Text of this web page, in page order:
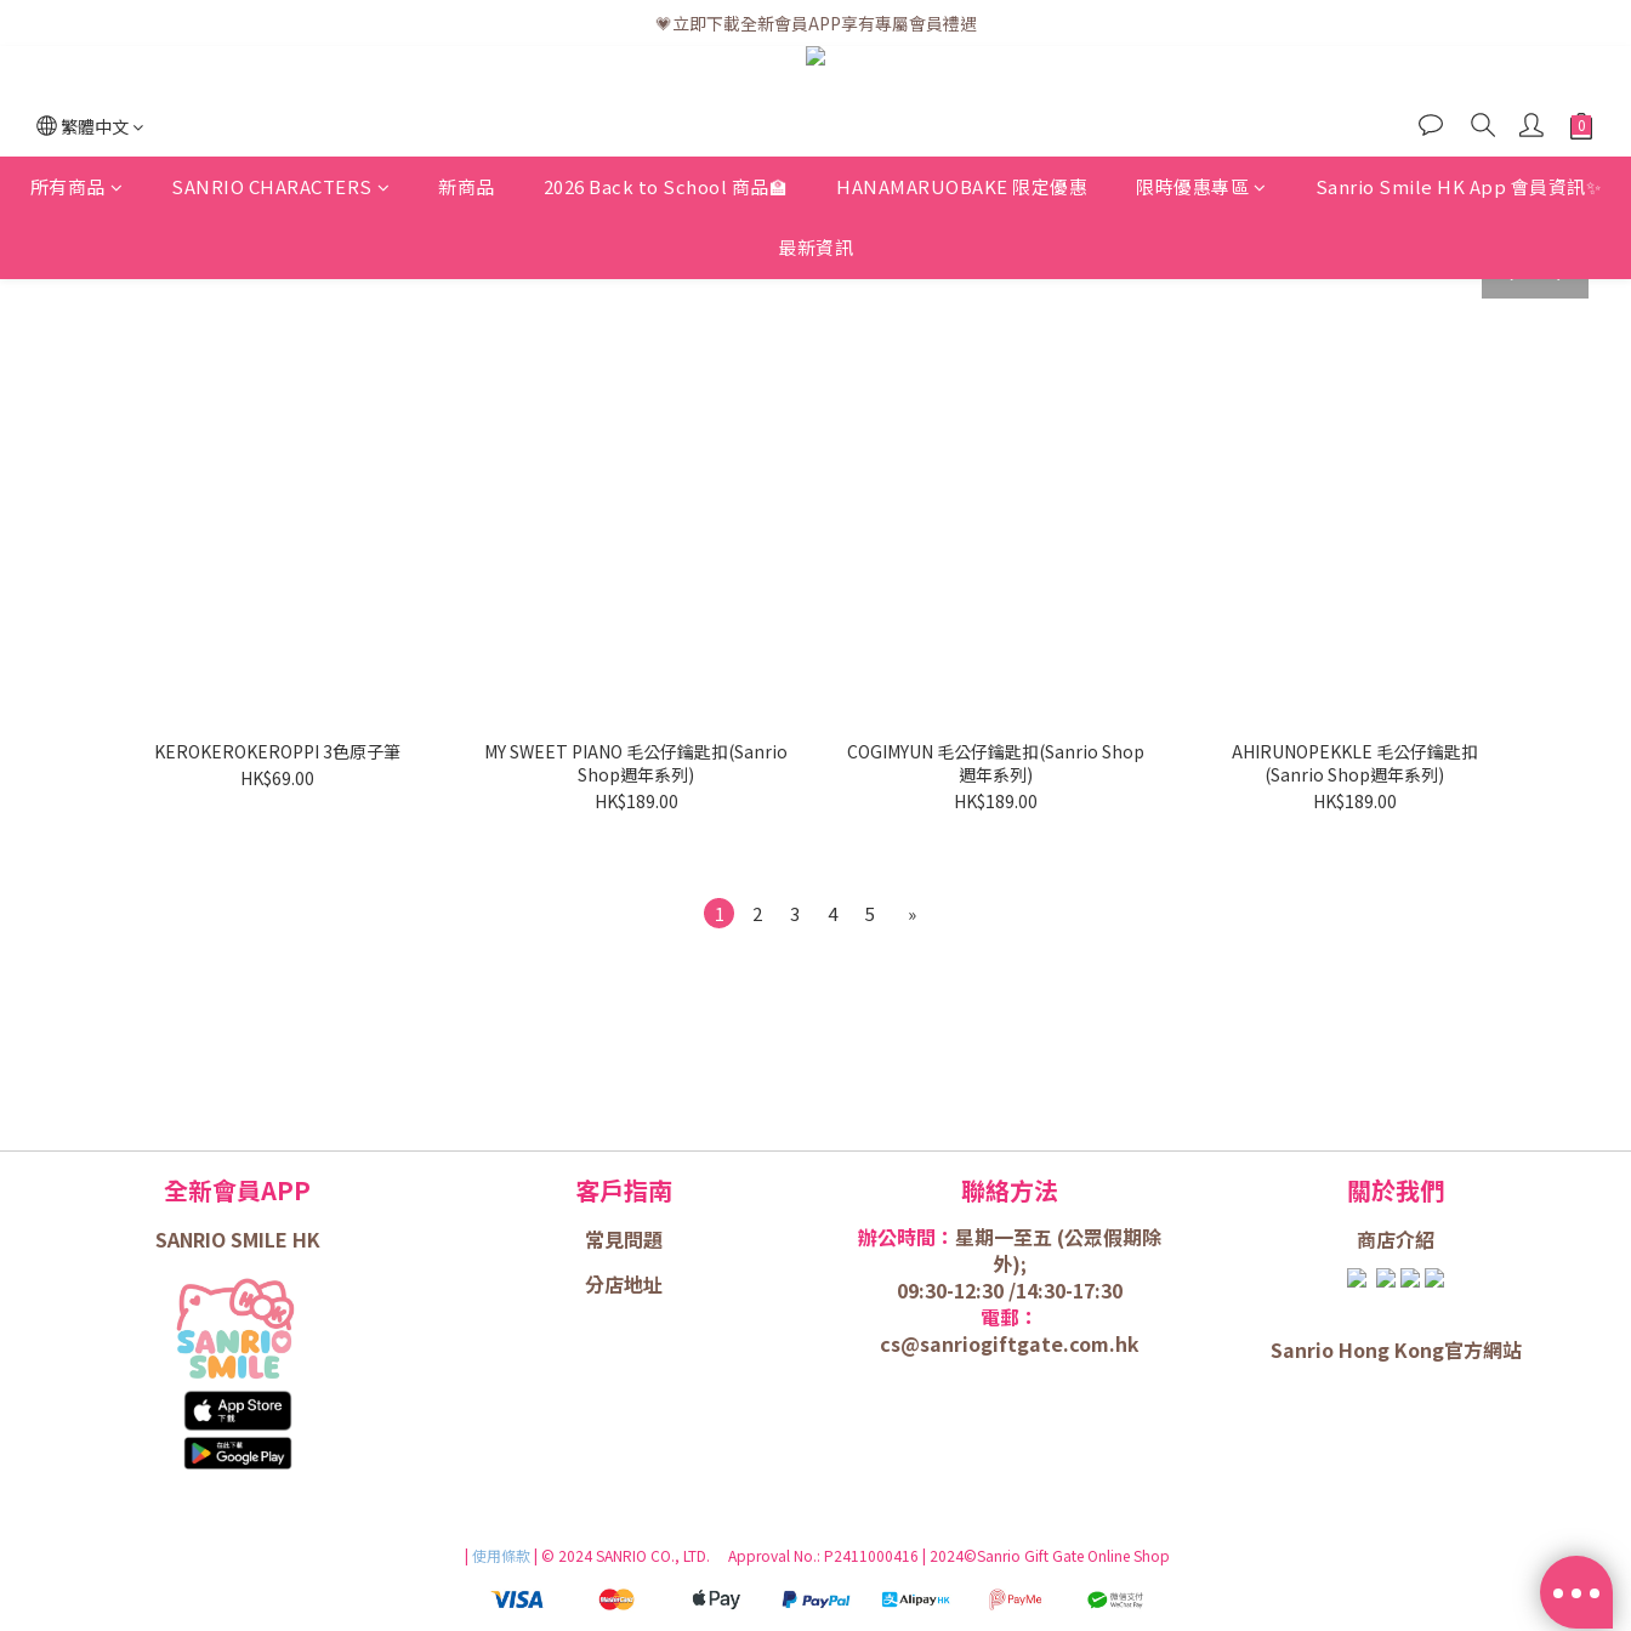
💗訂單一般送貨時間為3至5個工作天 (星期六、日及公眾假期並非工作天)
💗立即下載全新會員APP享有專屬會員禮遇
💗訂單一般送貨時間為3至5個工作天 (星期六、日及公眾假期並非工作天)
繁體中文
所有商品 SANRIO CHARACTERS 新商品 2026 Back to School 商品🏫 HANAMARUOBAKE 限定優惠 限時優惠專區 Sanrio Smile HK App 會員資訊✨
最新資訊
KEROKEROKEROPPI 3色原子筆
HK$69.00
MY SWEET PIANO 毛公仔鑰匙扣(Sanrio
Shop週年系列)
HK$189.00
COGIMYUN 毛公仔鑰匙扣(Sanrio Shop
週年系列)
HK$189.00
AHIRUNOPEKKLE 毛公仔鑰匙扣
(Sanrio Shop週年系列)
HK$189.00
1 2 3 4 5 »
全新會員APP
SANRIO SMILE HK
客戶指南
常見問題
分店地址
聯絡方法
辦公時間： 星期一至五 (公眾假期除
外);
09:30-12:30 /14:30-17:30
電郵：
cs@sanriogiftgate.com.hk
關於我們
商店介紹
Sanrio Hong Kong官方網站
| 使用條款| © 2024 SANRIO CO., LTD. Approval No.: P2411000416 | 2024©Sanrio Gift Gate Online Shop